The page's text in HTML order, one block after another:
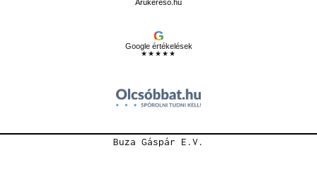
Árukereső.hu
G
Google értékelések
★★★★★
Buza Gáspár E.V.